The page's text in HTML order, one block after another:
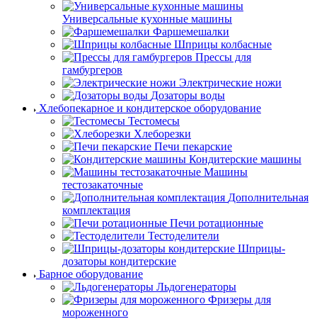
Универсальные кухонные машины
Фаршемешалки
Шприцы колбасные
Прессы для
гамбургеров
Электрические ножи
Дозаторы воды
Хлебопекарное и кондитерское оборудование
Тестомесы
Хлеборезки
Печи пекарские
Кондитерские машины
Машины
тестозакаточные
Дополнительная
комплектация
Печи ротационные
Тестоделители
Шприцы-
дозаторы кондитерские
Барное оборудование
Льдогенераторы
Фризеры для
мороженного